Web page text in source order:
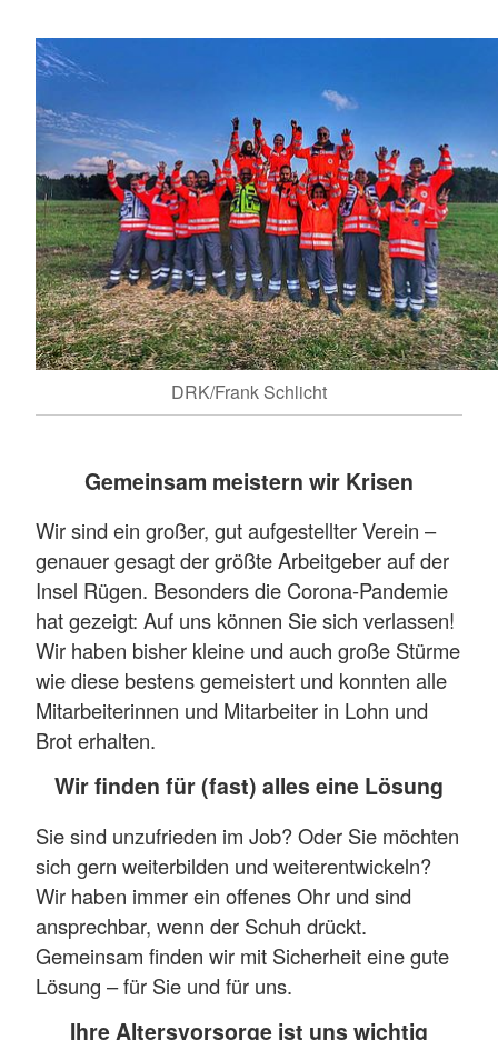
DRK/Frank Schlicht
Gemeinsam meistern wir Krisen
Wir sind ein großer, gut aufgestellter Verein –
genauer gesagt der größte Arbeitgeber auf der
Insel Rügen. Besonders die Corona-Pandemie
hat gezeigt: Auf uns können Sie sich verlassen!
Wir haben bisher kleine und auch große Stürme
wie diese bestens gemeistert und konnten alle
Mitarbeiterinnen und Mitarbeiter in Lohn und
Brot erhalten.
Wir finden für (fast) alles eine Lösung
Sie sind unzufrieden im Job? Oder Sie möchten
sich gern weiterbilden und weiterentwickeln?
Wir haben immer ein offenes Ohr und sind
ansprechbar, wenn der Schuh drückt.
Gemeinsam finden wir mit Sicherheit eine gute
Lösung – für Sie und für uns.
Ihre Altersvorsorge ist uns wichtig